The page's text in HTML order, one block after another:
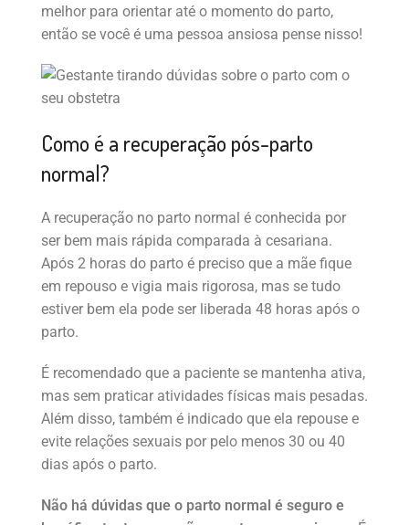
melhor para orientar até o momento do parto,
então se você é uma pessoa ansiosa pense nisso!
Como é a recuperação pós-parto
normal?
A recuperação no parto normal é conhecida por
ser bem mais rápida comparada à cesariana.
Após 2 horas do parto é preciso que a mãe fique
em repouso e vigia mais rigorosa, mas se tudo
estiver bem ela pode ser liberada 48 horas após o
parto.
É recomendado que a paciente se mantenha ativa,
mas sem praticar atividades físicas mais pesadas.
Além disso, também é indicado que ela repouse e
evite relações sexuais por pelo menos 30 ou 40
dias após o parto.
Não há dúvidas que o parto normal é seguro e